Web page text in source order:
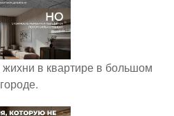
в квартире в большом
городе.